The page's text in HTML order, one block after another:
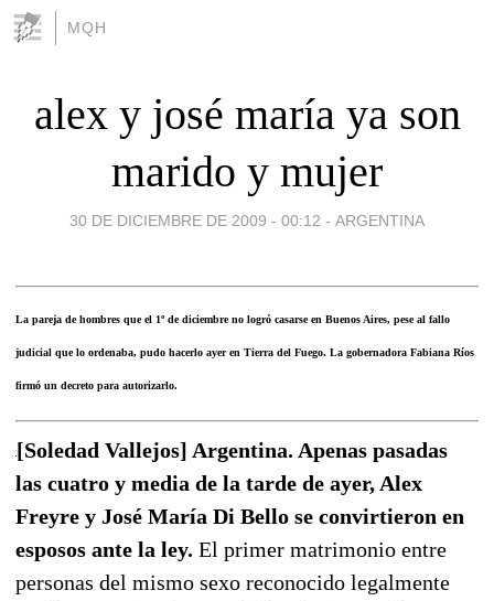
MQH
alex y josé maría ya son
marido y mujer
30 DE DICIEMBRE DE 2009 - 00:12 - ARGENTINA
La pareja de hombres que el 1º de diciembre no logró casarse en Buenos Aires, pese al fallo
judicial que lo ordenaba, pudo hacerlo ayer en Tierra del Fuego. La gobernadora Fabiana Ríos
firmó un decreto para autorizarlo.
[Soledad Vallejos] Argentina. Apenas pasadas
las cuatro y media de la tarde de ayer, Alex
Freyre y José María Di Bello se convirtieron en
esposos ante la ley. El primer matrimonio entre
personas del mismo sexo reconocido legalmente